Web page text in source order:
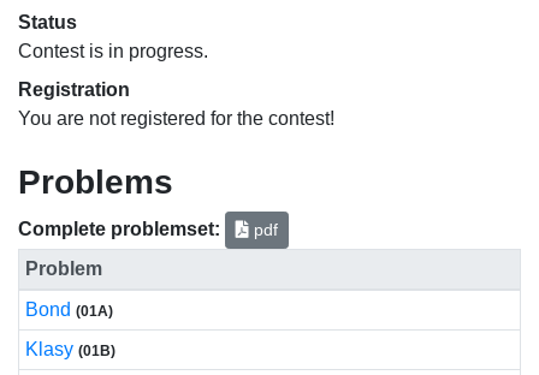
Status
Contest is in progress.
Registration
You are not registered for the contest!
Problems
Complete problemset: pdf
Problem
Bond (01A)
Klasy (01B)